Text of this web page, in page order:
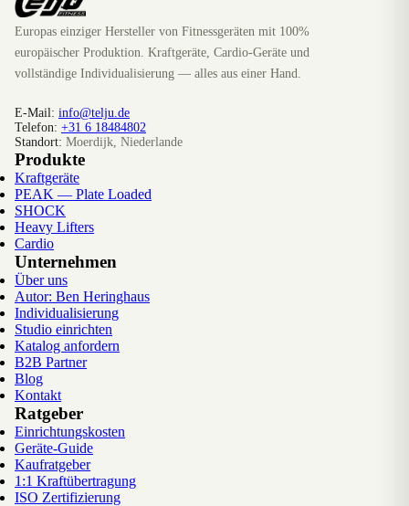
Europas einziger Hersteller von Fitnessgeräten mit 100%
europäischer Produktion. Kraftgeräte, Cardio-Geräte und
vollständige Individualisierung — alles aus einer Hand.
E-Mail: info@telju.de
Telefon: +31 6 18484802
Standort: Moerdijk, Niederlande
Produkte
Kraftgeräte
PEAK — Plate Loaded
SHOCK
Heavy Lifters
Cardio
Unternehmen
Über uns
Autor: Ben Heringhaus
Individualisierung
Studio einrichten
Katalog anfordern
B2B Partner
Blog
Kontakt
Ratgeber
Einrichtungskosten
Geräte-Guide
Kaufratgeber
1:1 Kraftübertragung
ISO Zertifizierung